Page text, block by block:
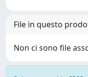
File in questo
Non ci sono file